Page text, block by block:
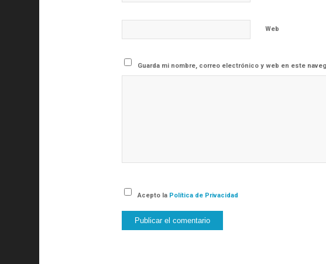
Web
Guarda mi nombre, correo electrónico y web en este
Acepto la Política de Privacidad